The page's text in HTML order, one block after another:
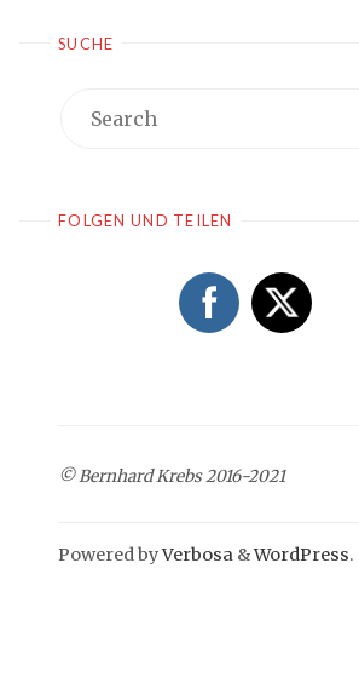
SUCHE
FOLGEN UND TEILEN
© Bernhard Krebs 2016-2021
Powered byVerbosa &WordPress.